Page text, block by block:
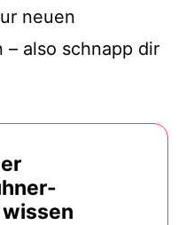
neuen
– also schnapp dir